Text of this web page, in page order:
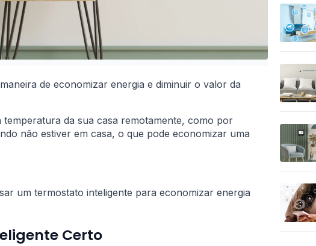
de economizar energia e diminuir o valor da
da sua casa remotamente, como por
não estiver em casa, o que pode economizar uma
um termostato inteligente para economizar energia
Certo